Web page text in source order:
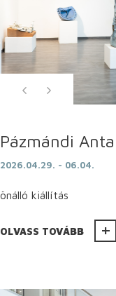
Pázmándi
2026.04.29. - 06.04.
önálló kiállítás
OLVASS TOVÁBB